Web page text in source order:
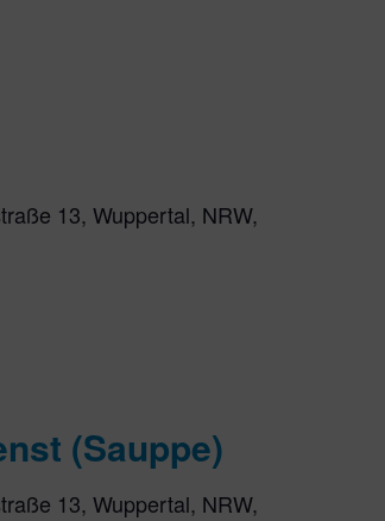
13, Wuppertal, NRW,
(Sauppe)
13, Wuppertal, NRW,